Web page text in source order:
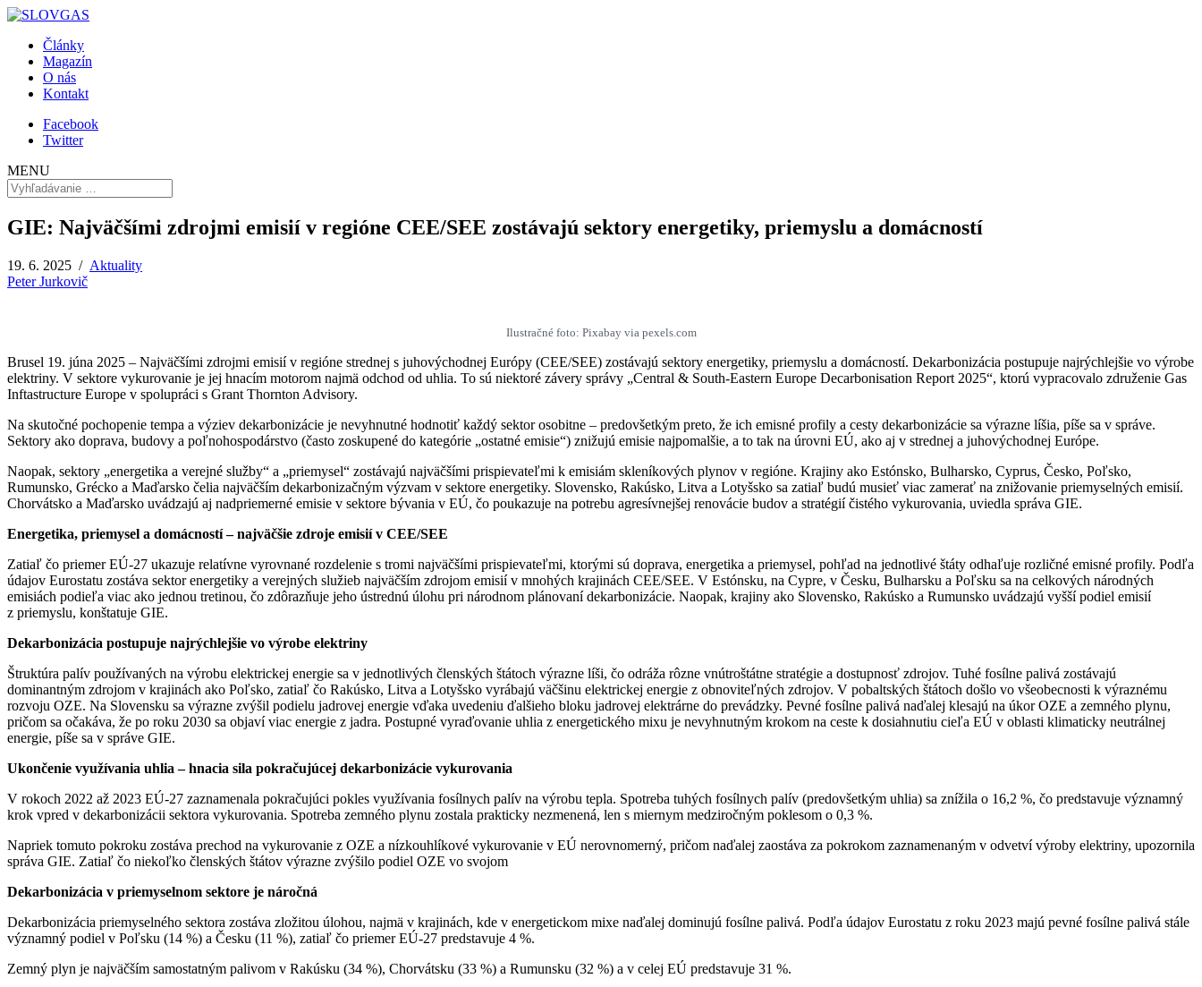
Články
Magazín
O nás
Kontakt
Facebook
Twitter
MENU
GIE: Najväčšími zdrojmi emisií v regióne CEE/SEE zostávajú sektory energetiky, priemyslu a domácností
19. 6. 2025 / Aktuality
Peter Jurkovič
Ilustračné foto: Pixabay via pexels.com
Brusel 19. júna 2025 – Najväčšími zdrojmi emisií v regióne strednej s juhovýchodnej Európy (CEE/SEE) zostávajú sektory energetiky, priemyslu a domácností. Dekarbonizácia postupuje najrýchlejšie vo výrobe
elektriny. V sektore vykurovanie je jej hnacím motorom najmä odchod od uhlia. To sú niektoré závery správy „Central & South-Eastern Europe Decarbonisation Report 2025“, ktorú vypracovalo združenie Gas
Inftastructure Europe v spolupráci s Grant Thornton Advisory.
Na skutočné pochopenie tempa a výziev dekarbonizácie je nevyhnutné hodnotiť každý sektor osobitne – predovšetkým preto, že ich emisné profily a cesty dekarbonizácie sa výrazne líšia, píše sa v správe.
Sektory ako doprava, budovy a poľnohospodárstvo (často zoskupené do kategórie „ostatné emisie“) znižujú emisie najpomalšie, a to tak na úrovni EÚ, ako aj v strednej a juhovýchodnej Európe.
Naopak, sektory „energetika a verejné služby“ a „priemysel“ zostávajú najväčšími prispievateľmi k emisiám skleníkových plynov v regióne. Krajiny ako Estónsko, Bulharsko, Cyprus, Česko, Poľsko,
Rumunsko, Grécko a Maďarsko čelia najväčším dekarbonizačným výzvam v sektore energetiky. Slovensko, Rakúsko, Litva a Lotyšsko sa zatiaľ budú musieť viac zamerať na znižovanie priemyselných emisií.
Chorvátsko a Maďarsko uvádzajú aj nadpriemerné emisie v sektore bývania v EÚ, čo poukazuje na potrebu agresívnejšej renovácie budov a stratégií čistého vykurovania, uviedla správa GIE.
Energetika, priemysel a domácností – najväčšie zdroje emisií v CEE/SEE
Zatiaľ čo priemer EÚ-27 ukazuje relatívne vyrovnané rozdelenie s tromi najväčšími prispievateľmi, ktorými sú doprava, energetika a priemysel, pohľad na jednotlivé štáty odhaľuje rozličné emisné profily. Podľa
údajov Eurostatu zostáva sektor energetiky a verejných služieb najväčším zdrojom emisií v mnohých krajinách CEE/SEE. V Estónsku, na Cypre, v Česku, Bulharsku a Poľsku sa na celkových národných
emisiách podieľa viac ako jednou tretinou, čo zdôrazňuje jeho ústrednú úlohu pri národnom plánovaní dekarbonizácie. Naopak, krajiny ako Slovensko, Rakúsko a Rumunsko uvádzajú vyšší podiel emisií
z priemyslu, konštatuje GIE.
Dekarbonizácia postupuje najrýchlejšie vo výrobe elektriny
Štruktúra palív používaných na výrobu elektrickej energie sa v jednotlivých členských štátoch výrazne líši, čo odráža rôzne vnútroštátne stratégie a dostupnosť zdrojov. Tuhé fosílne palivá zostávajú
dominantným zdrojom v krajinách ako Poľsko, zatiaľ čo Rakúsko, Litva a Lotyšsko vyrábajú väčšinu elektrickej energie z obnoviteľných zdrojov. V pobaltských štátoch došlo vo všeobecnosti k výraznému
rozvoju OZE. Na Slovensku sa výrazne zvýšil podielu jadrovej energie vďaka uvedeniu ďalšieho bloku jadrovej elektrárne do prevádzky. Pevné fosílne palivá naďalej klesajú na úkor OZE a zemného plynu,
pričom sa očakáva, že po roku 2030 sa objaví viac energie z jadra. Postupné vyraďovanie uhlia z energetického mixu je nevyhnutným krokom na ceste k dosiahnutiu cieľa EÚ v oblasti klimaticky neutrálnej
energie, píše sa v správe GIE.
Ukončenie využívania uhlia – hnacia sila pokračujúcej dekarbonizácie vykurovania
V rokoch 2022 až 2023 EÚ-27 zaznamenala pokračujúci pokles využívania fosílnych palív na výrobu tepla. Spotreba tuhých fosílnych palív (predovšetkým uhlia) sa znížila o 16,2 %, čo predstavuje významný
krok vpred v dekarbonizácii sektora vykurovania. Spotreba zemného plynu zostala prakticky nezmenená, len s miernym medziročným poklesom o 0,3 %.
Napriek tomuto pokroku zostáva prechod na vykurovanie z OZE a nízkouhlíkové vykurovanie v EÚ nerovnomerný, pričom naďalej zaostáva za pokrokom zaznamenaným v odvetví výroby elektriny, upozornila
správa GIE. Zatiaľ čo niekoľko členských štátov výrazne zvýšilo podiel OZE vo svojom
Dekarbonizácia v priemyselnom sektore je náročná
Dekarbonizácia priemyselného sektora zostáva zložitou úlohou, najmä v krajinách, kde v energetickom mixe naďalej dominujú fosílne palivá. Podľa údajov Eurostatu z roku 2023 majú pevné fosílne palivá stále
významný podiel v Poľsku (14 %) a Česku (11 %), zatiaľ čo priemer EÚ-27 predstavuje 4 %.
Zemný plyn je najväčším samostatným palivom v Rakúsku (34 %), Chorvátsku (33 %) a Rumunsku (32 %) a v celej EÚ predstavuje 31 %.